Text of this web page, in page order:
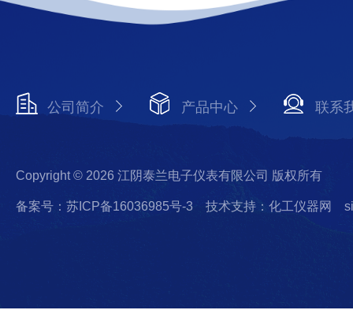
公司简介 产品中心 联系
Copyright © 2026 江阴泰兰电子仪表有限公司 版权所有
备案号：苏ICP备16036985号-3 技术支持：化工仪器网